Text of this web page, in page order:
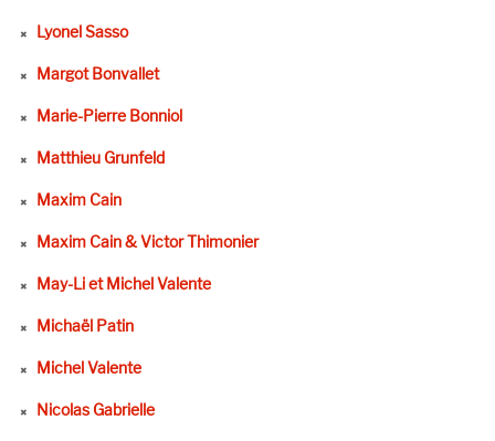
Lyonel Sasso
Margot Bonvallet
Marie-Pierre Bonniol
Matthieu Grunfeld
Maxim Cain
Maxim Cain & Victor Thimonier
May-Li et Michel Valente
Michaël Patin
Michel Valente
Nicolas Gabrielle